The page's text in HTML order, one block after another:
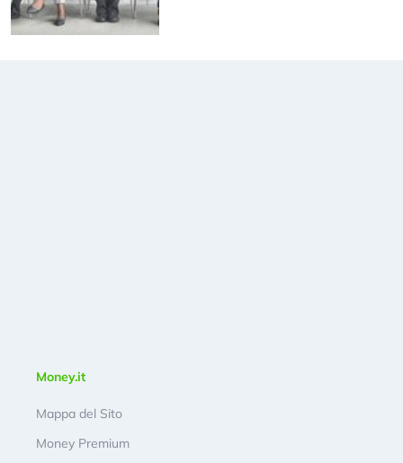
Money.it
Mappa del Sito
Money Premium